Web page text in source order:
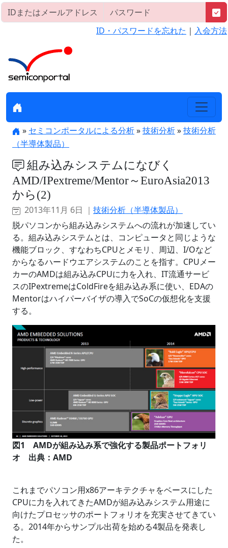
ID・パスワードを忘れた ｜ 入会方法
» セミコンポータルによる分析»技術分析»技術分析
（半導体製品）
組み込みシステムになびく
AMD/IPextreme/Mentor～EuroAsia2013
から(2)
2013年11月 6日 ｜ 技術分析（半導体製品）
脱パソコンから組み込みシステムへの流れが加速してい
る。組み込みシステムとは、コンピュータと同じような
機能ブロック、すなわちCPUとメモリ、周辺、I/Oなど
からなるハードウエアシステムのことを指す。CPUメー
カーのAMDは組み込みCPUに力を入れ、IT流通サービ
スのIPextremeはColdFireを組み込み系に使い、EDAの
Mentorはハイパーバイザの導入でSoCの仮想化を支援
する。
図1 AMDが組み込み系で強化する製品ポートフォリ
オ 出典：AMD
これまでパソコン用x86アーキテクチャをベースにした
CPUに力を入れてきたAMDが組み込みシステム用途に
向けたプロセッサのポートフォリオを充実させてきてい
る。2014年からサンプル出荷を始める4製品を発表し
た。